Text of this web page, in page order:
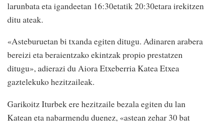
larunbata eta igandeetan 16:30etatik 20:30etara irekitzen
ditu ateak.
«Asteburuetan bi txanda egiten ditugu. Adinaren arabera
bereizi eta beraientzako ekintzak propio prestatzen
ditugu», adierazi du Aiora Etxeberria Katea Etxea
gaztelekuko hezitzaileak.
Garikoitz Iturbek ere hezitzaile bezala egiten du lan
Katean eta nabarmendu duenez, «astean zehar 30 bat